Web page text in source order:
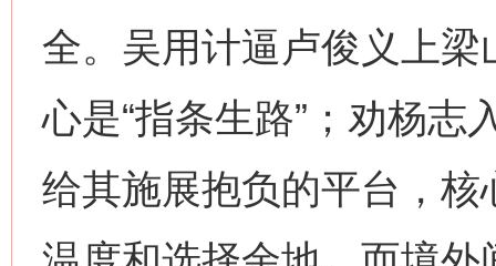
全。吴用计逼卢俊义上
心是“指条生路”；劝杨志
给其施展抱负的平台，核